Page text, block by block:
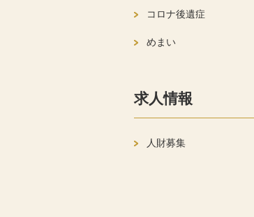
コロナ後遺症
めまい
求人情報
人財募集